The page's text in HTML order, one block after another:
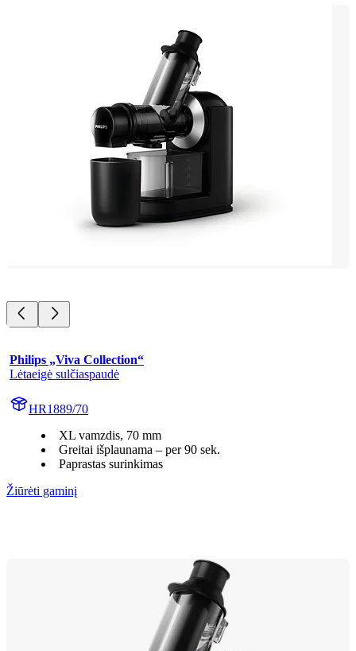
Philips „Viva Collection“
Lėtaeigė sulčiaspaudė
HR1889/70
XL vamzdis, 70 mm
Greitai išplaunama – per 90 sek.
Paprastas surinkimas
Žiūrėti gaminį